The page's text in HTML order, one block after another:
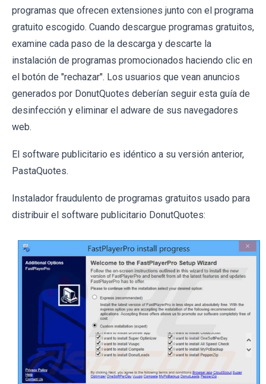
programas que ofrecen extensiones junto con el programa
gratuito escogido. Cuando descargue programas gratuitos,
examine cada paso de la descarga y descarte la
instalación de programas promocionados haciendo clic en
el botón de "rechazar". Los usuarios que vean anuncios
generados por DonutQuotes deberían seguir esta guía de
desinfección y eliminar el adware de sus navegadores
web.
El software publicitario es idéntico a su versión anterior,
PastaQuotes.
Instalador fraudulento de programas gratuitos usado para
distribuir el software publicitario DonutQuotes: